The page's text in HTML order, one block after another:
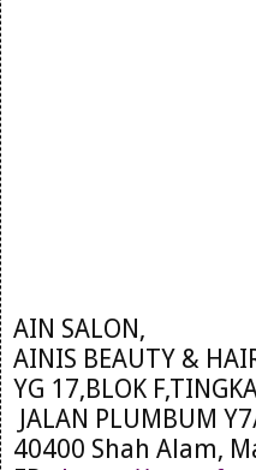
AIN SALON,
AINIS BEAUTY &
YG 17,BLOK
JALAN PLUMBUM
40400 Shah Alam,